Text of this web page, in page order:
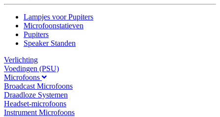
Lampjes voor Pupiters
Microfoonstatieven
Pupiters
Speaker Standen
Verlichting
Voedingen (PSU)
Microfoons
Broadcast Microfoons
Draadloze Systemen
Headset-microfoons
Instrument Microfoons